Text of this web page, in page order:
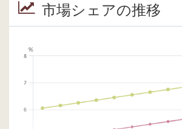
市場シェアの推移